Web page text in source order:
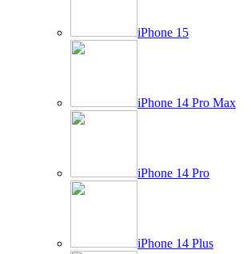
iPhone 15
iPhone 14 Pro Max
iPhone 14 Pro
iPhone 14 Plus